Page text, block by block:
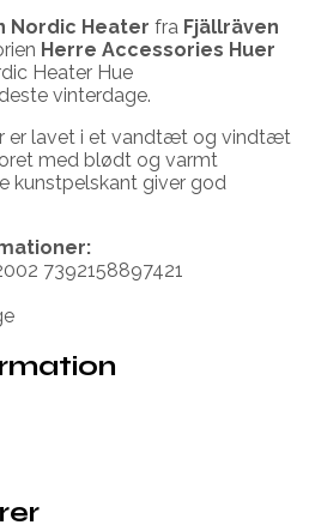
Nordic Heater fra Fjällräven
Herre Accessories Huer
Heater Hue
vinterdage.
er lavet i et vandtæt og vindtæt
med blødt og varmt
kunstpelskant giver god
7392158897421